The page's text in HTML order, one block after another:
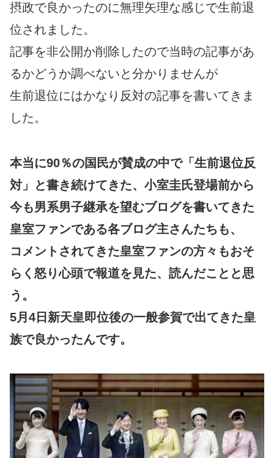
摂政で良かったのに無理矢理な感じで生前退
位されました。
記事を非公開か削除したので当時の記事があ
るかどうか調べないと分かりませんが
生前退位にはかなり反対の記事を書いてきま
した。
本当に90％の国民が賛成の中で「生前退位反
対」と書き続けてきた、小室圭氏登場前から
今も男系男子継承を望むブログを書いてきた
皇室ファンである各ブログ主さんたちも、
コメントされてきた皇室ファンの方々もおそ
らく怒り心頭で報道を見た、読んだことと思
う。
5月4日新天皇即位後の一般参賀で出てきた皇
族で良かったんです。